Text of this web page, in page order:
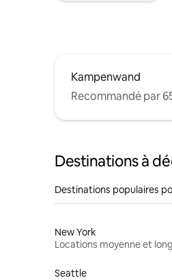
Kampenwand
Recommandé par
Destinations à
Destinations populaires
New York
Seattle